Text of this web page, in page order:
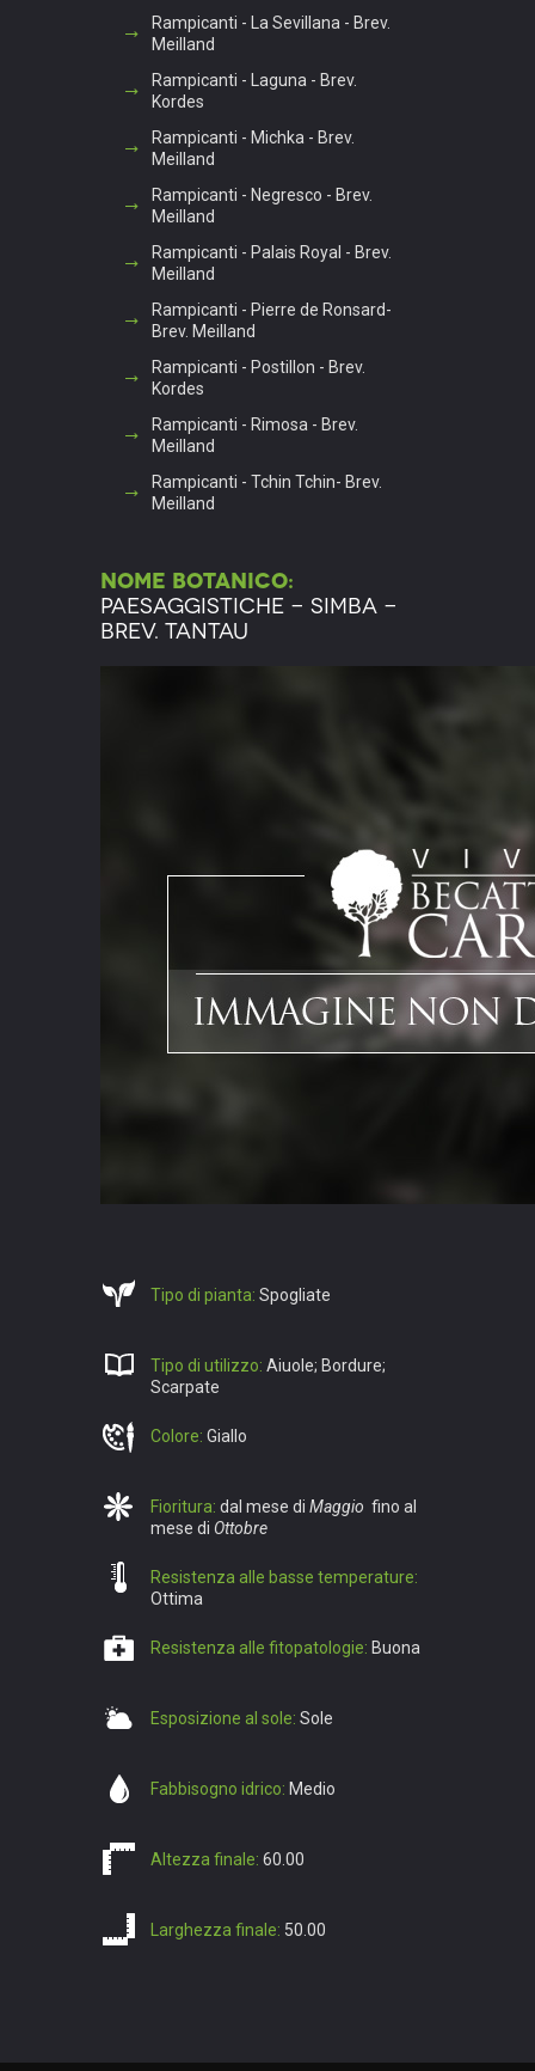
Rampicanti - La Sevillana - Brev.
Meilland
Rampicanti - Laguna - Brev.
Kordes
Rampicanti - Michka - Brev.
Meilland
Rampicanti - Negresco - Brev.
Meilland
Rampicanti - Palais Royal - Brev.
Meilland
Rampicanti - Pierre de Ronsard-
Brev. Meilland
Rampicanti - Postillon - Brev.
Kordes
Rampicanti - Rimosa - Brev.
Meilland
Rampicanti - Tchin Tchin- Brev.
Meilland
Nome botanico:
Paesaggistiche - Simba -
Brev. Tantau
Tipo di pianta: Spogliate
Tipo di utilizzo: Aiuole; Bordure;
Scarpate
Colore: Giallo
Fioritura: dal mese di Maggio fino al
mese di Ottobre
Resistenza alle basse temperature:
Ottima
Resistenza alle fitopatologie: Buona
Esposizione al sole: Sole
Fabbisogno idrico: Medio
Altezza finale: 60.00
Larghezza finale: 50.00